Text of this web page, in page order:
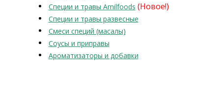
Специи и травы Amilfoods (Новое!)
Специи и травы развесные
Смеси специй (масалы)
Соусы и приправы
Ароматизаторы и добавки